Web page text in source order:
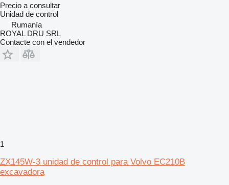
Precio a consultar
Unidad de control
Rumanía
ROYAL DRU SRL
Contacte con el vendedor
1
ZX145W-3 unidad de control para Volvo EC210B
excavadora